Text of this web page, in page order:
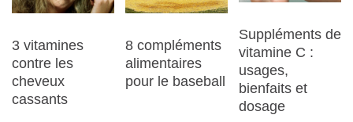
3 vitamines
contre les
cheveux
cassants
8 compléments
alimentaires
pour le baseball
Suppléments de
vitamine C :
usages,
bienfaits et
dosage